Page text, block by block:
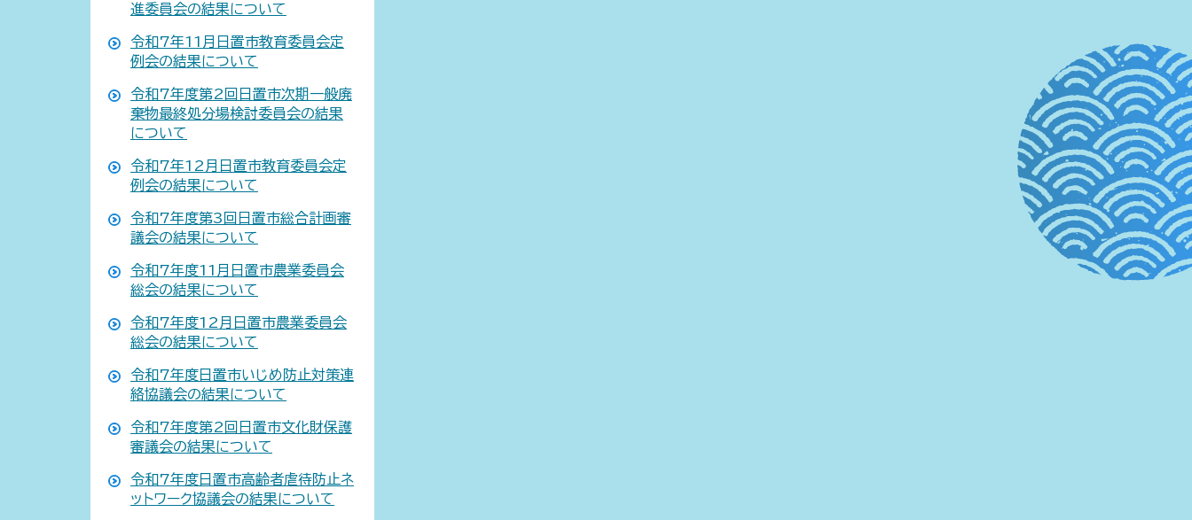
進委員会の結果について
令和7年11月日置市教育委員会定
例会の結果について
令和7年度第2回日置市次期一般廃
棄物最終処分場検討委員会の結果
について
令和7年12月日置市教育委員会定
例会の結果について
令和7年度第3回日置市総合計画審
議会の結果について
令和7年度11月日置市農業委員会
総会の結果について
令和7年度12月日置市農業委員会
総会の結果について
令和7年度日置市いじめ防止対策連
絡協議会の結果について
令和7年度第2回日置市文化財保護
審議会の結果について
令和7年度日置市高齢者虐待防止ネ
ットワーク協議会の結果について